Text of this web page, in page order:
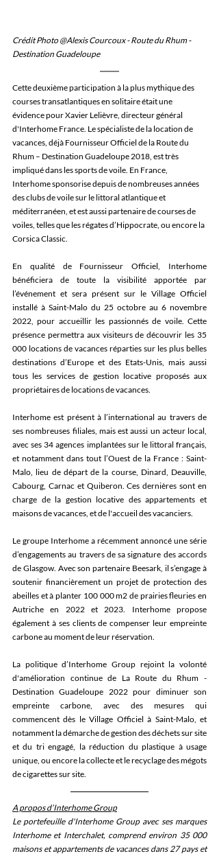
Crédit Photo @Alexis Courcoux - Route du Rhum -
Destination Guadeloupe
Cette deuxième participation à la plus mythique des
courses transatlantiques en solitaire était une
évidence pour Xavier Lelièvre, directeur général
d'Interhome France. Le spécialiste de la location de
vacances, déjà Fournisseur Officiel de la Route du
Rhum – Destination Guadeloupe 2018, est très
impliqué dans les sports de voile. En France,
Interhome sponsorise depuis de nombreuses années
des clubs de voile sur le littoral atlantique et
méditerranéen, et est aussi partenaire de courses de
voiles, telles que les régates d’Hippocrate, ou encore la
Corsica Classic.
En qualité de Fournisseur Officiel, Interhome
bénéficiera de toute la visibilité apportée par
l’événement et sera présent sur le Village Officiel
installé à Saint-Malo du 25 octobre au 6 novembre
2022, pour accueillir les passionnés de voile. Cette
présence permettra aux visiteurs de découvrir les 35
000 locations de vacances réparties sur les plus belles
destinations d’Europe et des Etats-Unis, mais aussi
tous les services de gestion locative proposés aux
propriétaires de locations de vacances.
Interhome est présent à l’international au travers de
ses nombreuses filiales, mais est aussi un acteur local,
avec ses 34 agences implantées sur le littoral français,
et notamment dans tout l’Ouest de la France : Saint-
Malo, lieu de départ de la course, Dinard, Deauville,
Cabourg, Carnac et Quiberon. Ces dernières sont en
charge de la gestion locative des appartements et
maisons de vacances, et de l'accueil des vacanciers.
Le groupe Interhome a récemment annoncé une série
d’engagements au travers de sa signature des accords
de Glasgow. Avec son partenaire Beesark, il s’engage à
soutenir financièrement un projet de protection des
abeilles et à planter 100 000 m2 de prairies fleuries en
Autriche en 2022 et 2023. Interhome propose
également à ses clients de compenser leur empreinte
carbone au moment de leur réservation.
La politique d’Interhome Group rejoint la volonté
d'amélioration continue de La Route du Rhum -
Destination Guadeloupe 2022 pour diminuer son
empreinte carbone, avec des mesures qui
commencent dès le Village Officiel à Saint-Malo, et
notamment la démarche de gestion des déchets sur site
et du tri engagé, la réduction du plastique à usage
unique, ou encore la collecte et le recyclage des mégots
de cigarettes sur site.
A propos d’Interhome Group
Le portefeuille d'Interhome Group avec ses marques
Interhome et Interchalet, comprend environ 35 000
maisons et appartements de vacances dans 27 pays et